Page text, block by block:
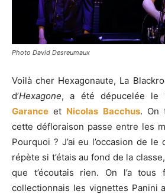
Photo David Desreumaux
Voilà cher Hexagonaute, La
d’Hexagone, a été dépucelée le
Garance et Nicolas Bacchus. On
cette défloraison passe entre les
Pourquoi ? J’ai eu l’occasion de
répète si t’étais au fond de la
que t’écoutais rien. On l’a
collectionnais les vignettes Panini